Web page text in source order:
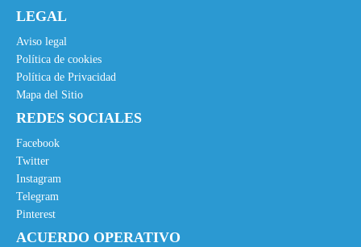
g
i
a
LEGAL
Aviso legal
Política de cookies
Política de Privacidad
Mapa del Sitio
REDES SOCIALES
Facebook
Twitter
Instagram
Telegram
Pinterest
ACUERDO OPERATIVO